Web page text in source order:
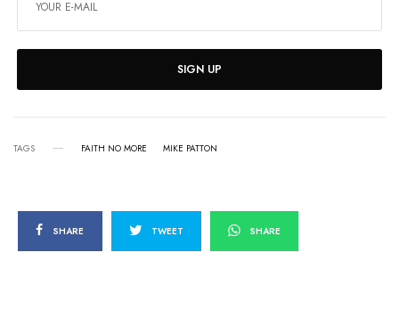
SIGN UP
TAGS FAITH NO MORE MIKE PATTON
SHARE TWEET SHARE